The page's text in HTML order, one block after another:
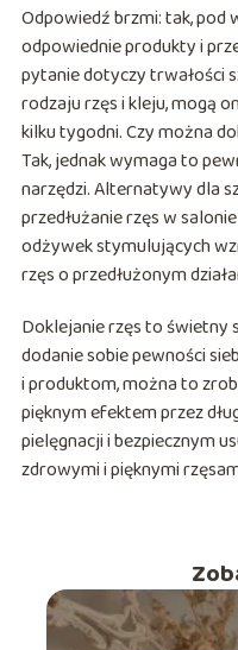
Odpowiedź brzmi: tak, pod
odpowiednie produkty i
pytanie dotyczy trwałości
rodzaju rzęs i kleju, mogą
kilku tygodni. Czy można
Tak, jednak wymaga to
narzędzi. Alternatywy dla
przedłużanie rzęs w
odżywek stymulujących
rzęs o przedłużonym
Doklejanie rzęs to świetny
dodanie sobie pewności
i produktom, można to
pięknym efektem przez
pielęgnacji i bezpiecznym
zdrowymi i pięknymi